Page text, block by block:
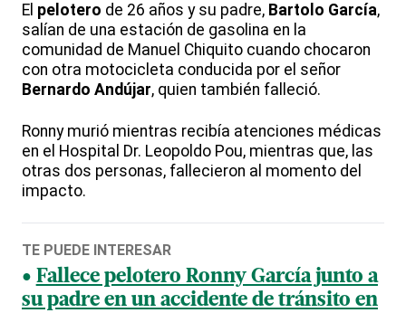
El pelotero de 26 años y su padre, Bartolo García,
salían de una estación de gasolina en la
comunidad de Manuel Chiquito cuando chocaron
con otra motocicleta conducida por el señor
Bernardo Andújar, quien también falleció.
Ronny murió mientras recibía atenciones médicas
en el Hospital Dr. Leopoldo Pou, mientras que, las
otras dos personas, fallecieron al momento del
impacto.
TE PUEDE INTERESAR
Fallece pelotero Ronny García junto a
su padre en un accidente de tránsito en